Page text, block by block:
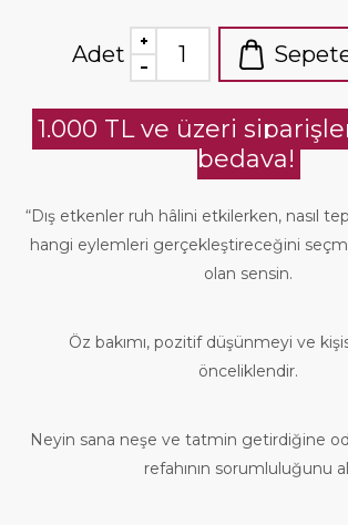
Adet
1.000 TL ve üzeri
bedava!
“Dış etkenler ruh hâlini etkilerken, nasıl
hangi eylemleri gerçekleştireceğini
olan sensin.
Öz bakımı, pozitif düşünmeyi ve
önceliklendir.
Neyin sana neşe ve tatmin getirdiğine
refahının sorumluluğunu